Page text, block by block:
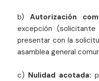
b) Autorización
excepción
presentar con la
asamblea general
c) Nulidad acotada: